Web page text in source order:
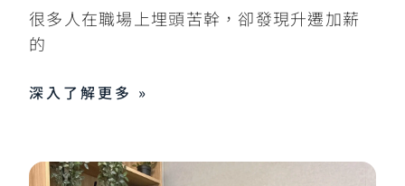
很多人在職場上埋頭苦幹，卻發現升遷加薪
的
深入了解更多 »